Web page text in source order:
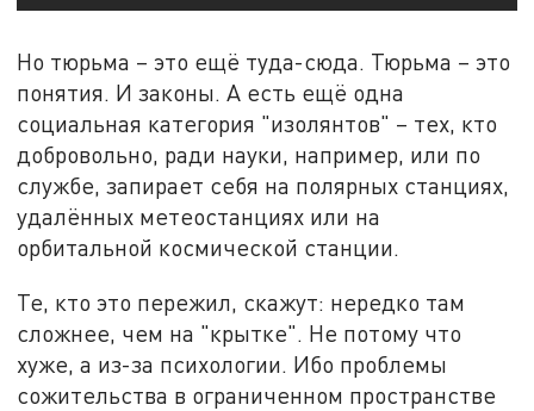
Но тюрьма – это ещё туда-сюда. Тюрьма – это
понятия. И законы. А есть ещё одна
социальная категория "изолянтов" – тех, кто
добровольно, ради науки, например, или по
службе, запирает себя на полярных станциях,
удалённых метеостанциях или на
орбитальной космической станции.
Те, кто это пережил, скажут: нередко там
сложнее, чем на "крытке". Не потому что
хуже, а из-за психологии. Ибо проблемы
сожительства в ограниченном пространстве